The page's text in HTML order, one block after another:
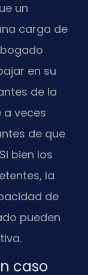
un
carga de
en su
de la
veces
de que
bien los
la
de
pueden
caso